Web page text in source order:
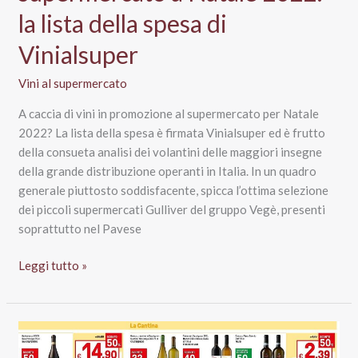
la lista della spesa di
Vinialsuper
Vini al supermercato
A caccia di vini in promozione al supermercato per Natale
2022? La lista della spesa è firmata Vinialsuper ed è frutto
della consueta analisi dei volantini delle maggiori insegne
della grande distribuzione operanti in Italia. In un quadro
generale piuttosto soddisfacente, spicca l’ottima selezione
dei piccoli supermercati Gulliver del gruppo Vegè, presenti
soprattutto nel Pavese
Vini
promozione
al
supermercato
Leggi tutto »